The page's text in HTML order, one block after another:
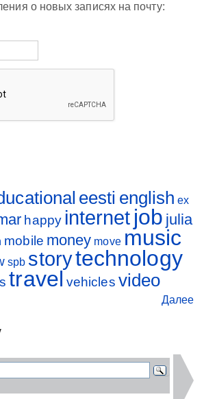
о новых записях на почту:
eesti english ex
happy internet job julia
mobile money move music
spb storytechnology
travel vehicles video
Далее